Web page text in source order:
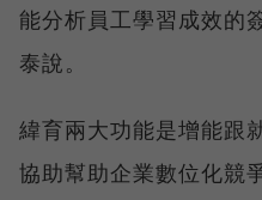
能分析員工學習成效的
泰說。
緯育兩大功能是增能跟
協助幫助企業數位化競